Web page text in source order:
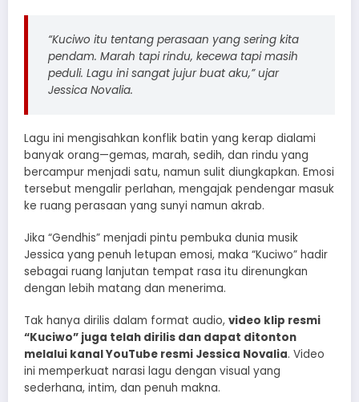
“Kuciwo itu tentang perasaan yang sering kita
pendam. Marah tapi rindu, kecewa tapi masih
peduli. Lagu ini sangat jujur buat aku,” ujar
Jessica Novalia.
Lagu ini mengisahkan konflik batin yang kerap dialami
banyak orang—gemas, marah, sedih, dan rindu yang
bercampur menjadi satu, namun sulit diungkapkan. Emosi
tersebut mengalir perlahan, mengajak pendengar masuk
ke ruang perasaan yang sunyi namun akrab.
Jika “Gendhis” menjadi pintu pembuka dunia musik
Jessica yang penuh letupan emosi, maka “Kuciwo” hadir
sebagai ruang lanjutan tempat rasa itu direnungkan
dengan lebih matang dan menerima.
Tak hanya dirilis dalam format audio, video klip resmi
“Kuciwo” juga telah dirilis dan dapat ditonton
melalui kanal YouTube resmi Jessica Novalia. Video
ini memperkuat narasi lagu dengan visual yang
sederhana, intim, dan penuh makna.